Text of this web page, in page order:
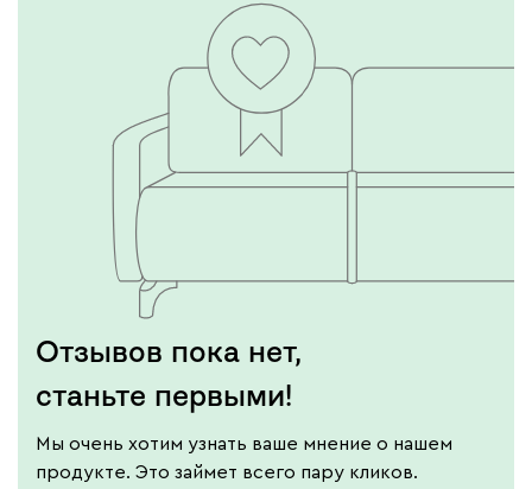
Отзывов пока нет,
станьте первыми!
Мы очень хотим узнать ваше мнение о нашем
продукте. Это займет всего пару кликов.